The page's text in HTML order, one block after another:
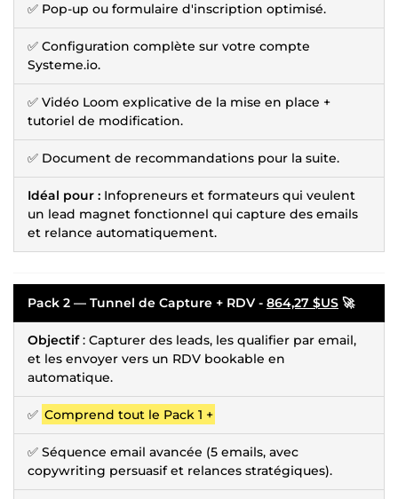
✅ Pop-up ou formulaire d'inscription optimisé.
✅ Configuration complète sur votre compte
Systeme.io.
✅ Vidéo Loom explicative de la mise en place +
tutoriel de modification.
✅ Document de recommandations pour la suite.
Idéal pour : Infopreneurs et formateurs qui veulent
un lead magnet fonctionnel qui capture des emails
et relance automatiquement.
Pack 2 — Tunnel de Capture + RDV - 864,27 $US 🚀
Objectif: Capturer des leads, les qualifier par email,
et les envoyer vers un RDV bookable en
automatique.
✅ Comprend tout le Pack 1 +
✅ Séquence email avancée (5 emails, avec
copywriting persuasif et relances stratégiques).